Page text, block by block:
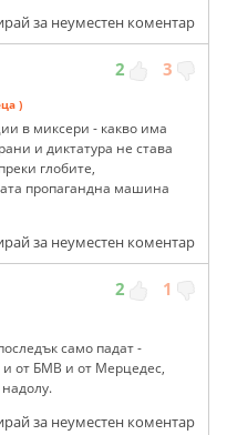
за неуместен коментар
2 3
)
в миксери - какво има
и диктатура не става
глобите,
пропагандна машина
за неуместен коментар
2 1
само падат -
и от БМВ и от Мерцедес,
за неуместен коментар